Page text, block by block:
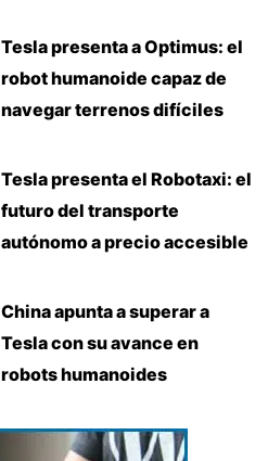
Tesla presenta a Optimus: el
robot humanoide capaz de
navegar terrenos difíciles
Tesla presenta el Robotaxi: el
futuro del transporte
autónomo a precio accesible
China apunta a superar a
Tesla con su avance en
robots humanoides